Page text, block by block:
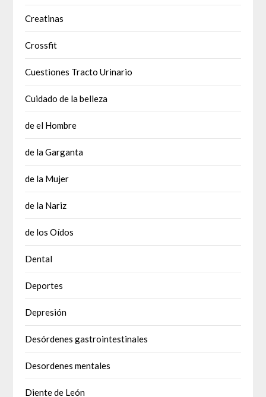
Creatinas
Crossfit
Cuestiones Tracto Urinario
Cuidado de la belleza
de el Hombre
de la Garganta
de la Mujer
de la Nariz
de los Oídos
Dental
Deportes
Depresión
Desórdenes gastrointestinales
Desordenes mentales
Diente de León